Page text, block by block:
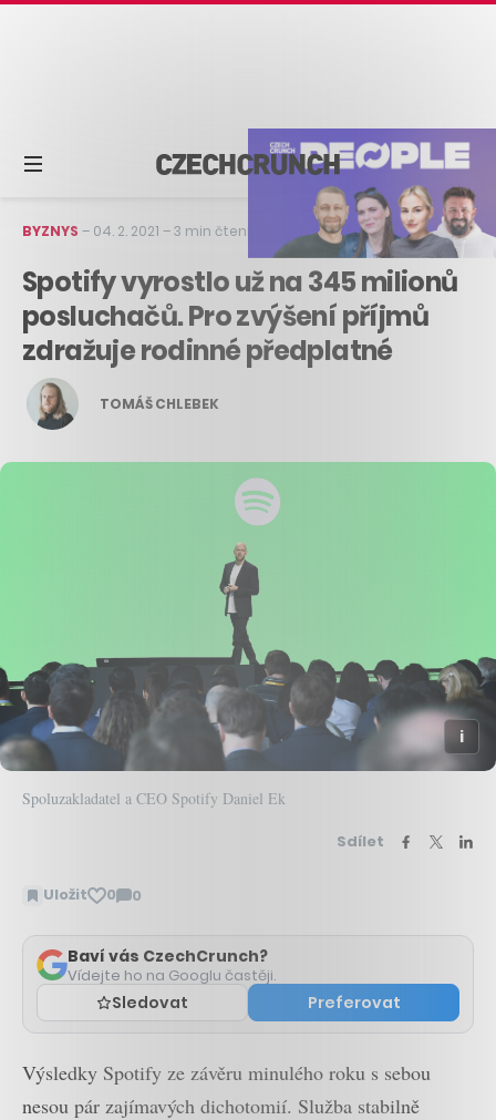
BYZNYS – 04. 2. 2021 –3 min čtení
Spotify vyrostlo už na 345 milionů
posluchačů. Pro zvýšení příjmů
zdražuje rodinné předplatné
TOMÁŠ CHLEBEK
Spoluzakladatel a CEO Spotify Daniel Ek
Sdílet
Uložit 0 0
Zobrazit
Baví vás CzechCrunch?
Vídejte ho na Googlu častěji.
Sledovat Preferovat
Výsledky Spotify ze závěru minulého roku s sebou
nesou pár zajímavých dichotomií. Služba stabilně